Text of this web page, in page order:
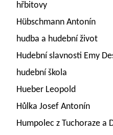
hřbitovy
Hübschmann Antonín
hudba a hudební život
Hudební slavnosti Emy
hudební škola
Hueber Leopold
Hůlka Josef Antonín
Humpolec z Tuchoraze a